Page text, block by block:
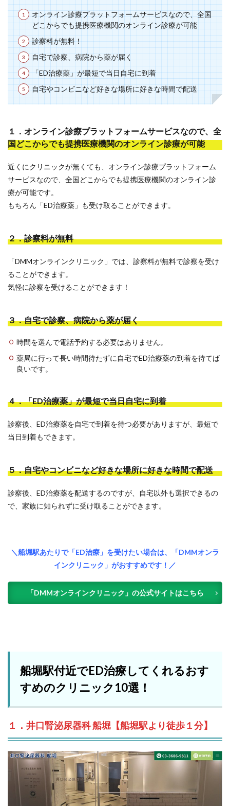
オンライン診療プラットフォームサービスなので、全国
どこからでも提携医療機関のオンライン診療が可能
診察料が無料！
自宅で診察、病院から薬が届く
「ED治療薬」が最短で当日自宅に到着
自宅やコンビニなど好きな場所に好きな時間で配送
１．オンライン診療プラットフォームサービスなので、全
国どこからでも提携医療機関のオンライン診療が可能
近くにクリニックが無くても、オンライン診療プラットフォーム
サービスなので、全国どこからでも提携医療機関のオンライン診
療が可能です。
もちろん「ED治療薬」も受け取ることができます。
２．診察料が無料
「DMMオンラインクリニック」では、診察料が無料で診察を受け
ることができます。
気軽に診察を受けることができます！
３．自宅で診察、病院から薬が届く
時間を選んで電話予約する必要はありません。
薬局に行って長い時間待たずに自宅でED治療薬の到着を待てば
良いです。
４．「ED治療薬」が最短で当日自宅に到着
診察後、ED治療薬を自宅で到着を待つ必要がありますが、最短で
当日到着もできます。
５．自宅やコンビニなど好きな場所に好きな時間で配送
診察後、ED治療薬を配送するのですが、自宅以外も選択できるの
で、家族に知られずに受け取ることができます。
＼船堀駅あたりで「ED治療」を受けたい場合は、「DMMオンラ
インクリニック」がおすすめです！／
「DMMオンラインクリニック」の公式サイトはこちら
船堀駅付近でED治療してくれるおす
すめのクリニック10選！
１．井口腎泌尿器科 船堀【船堀駅より徒歩１分】